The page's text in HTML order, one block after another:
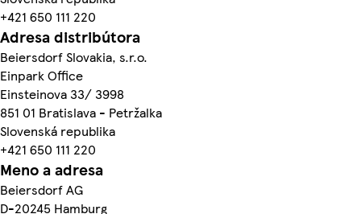
+421 650 111 220
Adresa distribútora
Beiersdorf Slovakia, s.r.o.
Einpark Office
Einsteinova 33/ 3998
851 01 Bratislava - Petržalka
Slovenská republika
+421 650 111 220
Meno a adresa
Beiersdorf AG
D-20245 Hamburg